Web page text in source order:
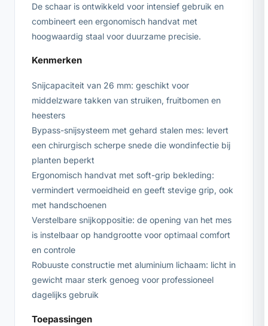
De schaar is ontwikkeld voor intensief gebruik en
combineert een ergonomisch handvat met
hoogwaardig staal voor duurzame precisie.
Kenmerken
Snijcapaciteit van 26 mm: geschikt voor
middelzware takken van struiken, fruitbomen en
heesters
Bypass-snijsysteem met gehard stalen mes: levert
een chirurgisch scherpe snede die wondinfectie bij
planten beperkt
Ergonomisch handvat met soft-grip bekleding:
vermindert vermoeidheid en geeft stevige grip, ook
met handschoenen
Verstelbare snijkoppositie: de opening van het mes
is instelbaar op handgrootte voor optimaal comfort
en controle
Robuuste constructie met aluminium lichaam: licht in
gewicht maar sterk genoeg voor professioneel
dagelijks gebruik
Toepassingen